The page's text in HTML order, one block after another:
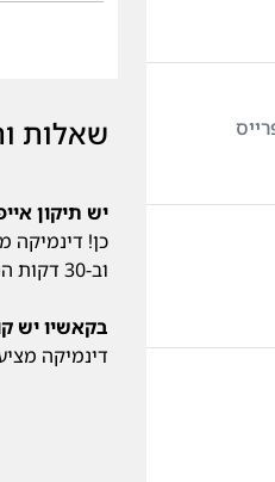
שאלות
יש תיקון
כן! דינמיקה
וב-30 דקות המכשיר יהיה מוכן
בקאשיו יש
דינמיקה